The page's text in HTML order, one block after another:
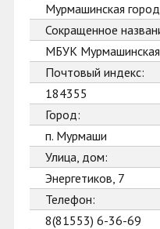
Мурмашинская
Сокращенное
МБУК Мурмашинская
Почтовый индекс:
184355
Город:
п. Мурмаши
Улица, дом:
Энергетиков, 7
Телефон:
8(81553) 6-36-69